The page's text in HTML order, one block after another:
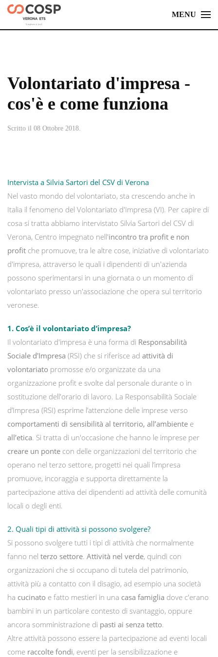
Skip
MENU
Volontariato d'impresa -
cos'è e come funziona
Scritto il 08 Ottobre 2018.
Intervista a Silvia Sartori del CSV di Verona
Nel vasto mondo del volontariato, sta crescendo anche in
Italia il fenomeno del Volontariato d'Impresa (VI). Per capire di
cosa si tratta abbiamo intervistato Silvia Sartori del CSV di
Verona, Centro impegnato nell'incontro tra profit e non
profit che promuove, tra le altre cose, iniziative di volontariato
d'impresa, attraverso le quali i dipendenti di un'azienda
possono sperimentarsi in una giornata o un momento di
volontariato presso un'associazione che opera sul territorio
veronese.
1. Cos’è il volontariato d’impresa?
Il volontariato d'impresa è una forma di Responsabilità
Sociale d'Impresa (RSI) che si riferisce ad attività di
volontariato promosse e/o organizzate da una
organizzazione profit e svolte dal personale durante o in
sostituzione dell'orario di lavoro. La Responsabilità Sociale
d’Impresa (RSI) esprime l’attenzione delle imprese verso
comportamenti di sensibilità al territorio, all’ambiente e
all’etica. Si tratta di un'occasione che hanno le imprese per
creare un ponte con delle organizzazioni del territorio che
operano nel terzo settore, progetti nei quali l’impresa
promuove, incoraggia e supporta direttamente la
partecipazione attiva dei dipendenti ad attività delle comunità
locali o degli enti.
2. Quali tipi di attività si possono svolgere?
Si possono svolgere tutti i tipi di attività che normalmente
fanno nel terzo settore. Attività nel verde, quindi con
organizzazioni che si occupano di tutela del patrimonio,
attività più a contatto con il disagio, ad esempio una società
ha cucinato e fatto mestieri in una casa famiglia dove c'erano
bambini in un particolare contesto di svantaggio, oppure
ancora somministrazione di pasti ai senza tetto.
Altre attività possono essere la partecipazione ad eventi locali
come raccolte fondi, eventi per la sensibilizzazione e